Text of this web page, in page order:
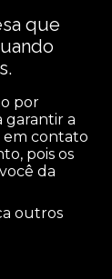
que
por
garantir a
em contato
pois os
da
outros